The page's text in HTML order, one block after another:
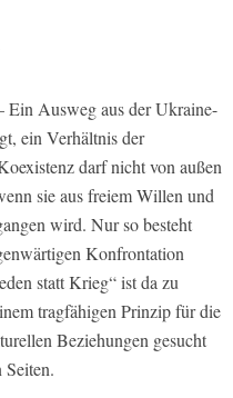
Ein Ausweg aus der Ukraine-
ein Verhältnis der
darf nicht von außen
sie aus freiem Willen und
wird. Nur so besteht
Konfrontation
statt Krieg“ ist da zu
tragfähigen Prinzip für die
Beziehungen gesucht